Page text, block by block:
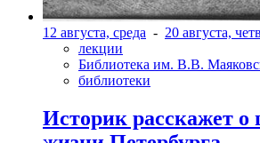
12 августа, среда - 20 августа,
лекции
Библиотека им. В.В.
библиотеки
Историк расскажет о